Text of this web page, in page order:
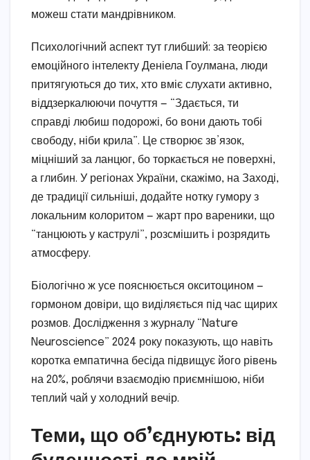
можеш стати мандрівником.
Психологічний аспект тут глибший: за теорією
емоційного інтелекту Деніела Гоулмана, люди
притягуються до тих, хто вміє слухати активно,
віддзеркалюючи почуття — “Здається, ти
справді любиш подорожі, бо вони дають тобі
свободу, ніби крила”. Це створює зв’язок,
міцніший за ланцюг, бо торкається не поверхні,
а глибин. У регіонах України, скажімо, на Заході,
де традиції сильніші, додайте нотку гумору з
локальним колоритом — жарт про вареники, що
“танцюють у каструлі”, розсмішить і розрядить
атмосферу.
Біологічно ж усе пояснюється окситоцином —
гормоном довіри, що виділяється під час щирих
розмов. Дослідження з журналу “Nature
Neuroscience” 2024 року показують, що навіть
коротка емпатична бесіда підвищує його рівень
на 20%, роблячи взаємодію приємнішою, ніби
теплий чай у холодний вечір.
Теми, що об’єднують: від